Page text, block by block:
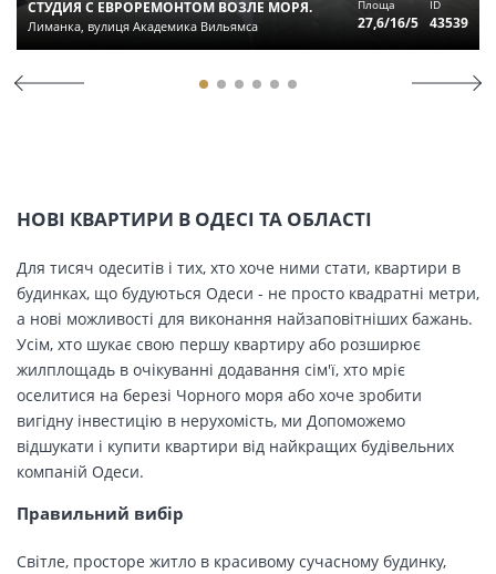
СТУДИЯ С ЕВРОРЕМОНТОМ ВОЗЛЕ МОРЯ.
Лиманка, вулиця Академика Вильямса
Площа
27,6/16/5
ID
43539
НОВІ КВАРТИРИ В ОДЕСІ ТА ОБЛАСТІ
Для тисяч одеситів і тих, хто хоче ними стати, квартири в
будинках, що будуються Одеси - не просто квадратні метри,
а нові можливості для виконання найзаповітніших бажань.
Усім, хто шукає свою першу квартиру або розширює
жилплощадь в очікуванні додавання сім'ї, хто мріє
оселитися на березі Чорного моря або хоче зробити
вигідну інвестицію в нерухомість, ми Допоможемо
відшукати і купити квартири від найкращих будівельних
компаній Одеси.
Правильний вибір
Світле, просторе житло в красивому сучасному будинку,